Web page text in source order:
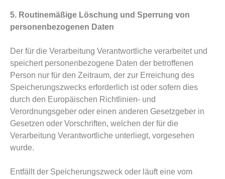
5. Routinemäßige Löschung und Sperrung von
personenbezogenen Daten
Der für die Verarbeitung Verantwortliche verarbeitet und
speichert personenbezogene Daten der betroffenen
Person nur für den Zeitraum, der zur Erreichung des
Speicherungszwecks erforderlich ist oder sofern dies
durch den Europäischen Richtlinien- und
Verordnungsgeber oder einen anderen Gesetzgeber in
Gesetzen oder Vorschriften, welchen der für die
Verarbeitung Verantwortliche unterliegt, vorgesehen
wurde.
Entfällt der Speicherungszweck oder läuft eine vom